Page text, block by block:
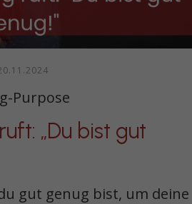
Purpose
„Du bist gut
gut genug bist, um deine